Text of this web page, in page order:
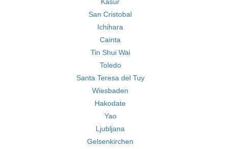
San Cristobal
Ichihara
Cainta
Tin Shui Wai
Toledo
Santa Teresa del Tuy
Wiesbaden
Hakodate
Yao
Ljubljana
Gelsenkirchen